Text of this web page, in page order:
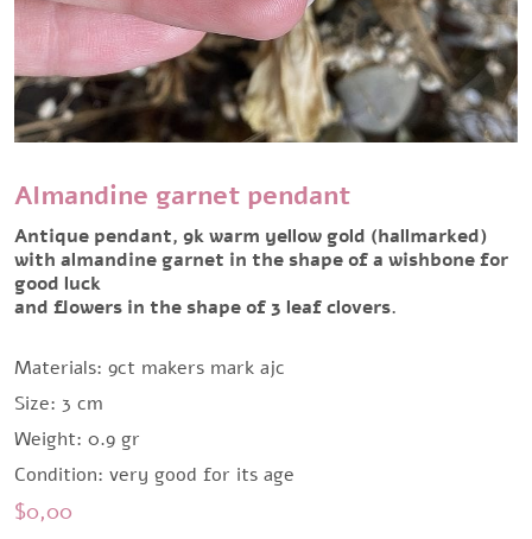
Almandine garnet pendant
Antique pendant, 9k warm yellow gold (hallmarked)
with almandine garnet in the shape of a wishbone for
good luck
and flowers in the shape of 3 leaf clovers.
Materials: 9ct makers mark ajc
Size: 3 cm
Weight: 0.9 gr
Condition: very good for its age
$0,00